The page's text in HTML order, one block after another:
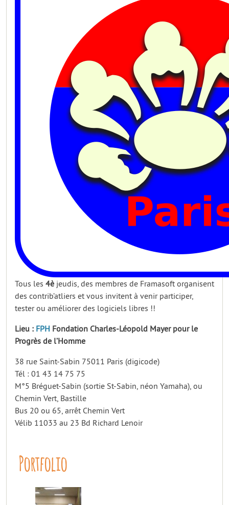
Tous les 4è jeudis, des membres de Framasoft organisent
des contrib’atliers et vous invitent à venir participer,
tester ou améliorer des logiciels libres !!
Lieu : FPH Fondation Charles-Léopold Mayer pour le
Progrès de l’Homme
38 rue Saint-Sabin 75011 Paris (digicode)
Tél : 01 43 14 75 75
M°5 Bréguet-Sabin (sortie St-Sabin, néon Yamaha), ou
Chemin Vert, Bastille
Bus 20 ou 65, arrêt Chemin Vert
Vélib 11033 au 23 Bd Richard Lenoir
Portfolio